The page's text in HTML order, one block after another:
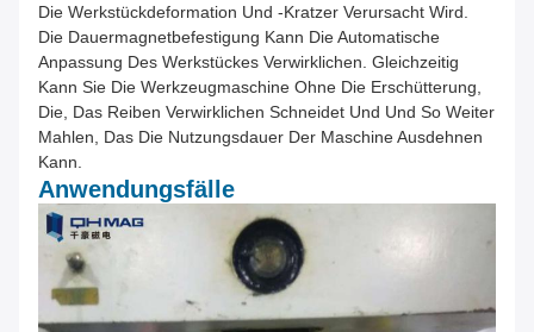
Die Werkstückdeformation Und -kratzer Verursacht Wird.
Die Dauermagnetbefestigung Kann Die Automatische
Anpassung Des Werkstückes Verwirklichen. Gleichzeitig
Kann Sie Die Werkzeugmaschine Ohne Die Erschütterung,
Die, Das Reiben Verwirklichen Schneidet Und Und So Weiter
Mahlen, Das Die Nutzungsdauer Der Maschine Ausdehnen
Kann.
Anwendungsfälle